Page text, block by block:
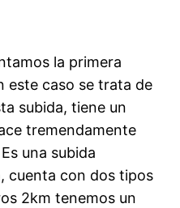
la primera
este caso se trata de
subida, tiene un
tremendamente
una subida
cuenta con dos tipos
2km tenemos un